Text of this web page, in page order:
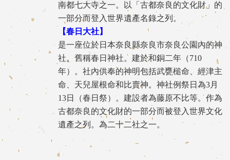
南都七大寺之一。以「古都奈良的文化財」的
一部分而登入世界遺產名錄之列。
【春日大社】
是一座位於日本奈良縣奈良市奈良公園內的神
社。舊稱春日神社。建於和銅二年（710
年）。社內供奉的神明包括武甕槌命、經津主
命、天兒屋根命和比賣神。神社例祭日為3月
13日（春日祭）。建設者為藤原不比等。作為
古都奈良的文化財的一部分而被登入世界文化
遺產之列。為二十二社之一。